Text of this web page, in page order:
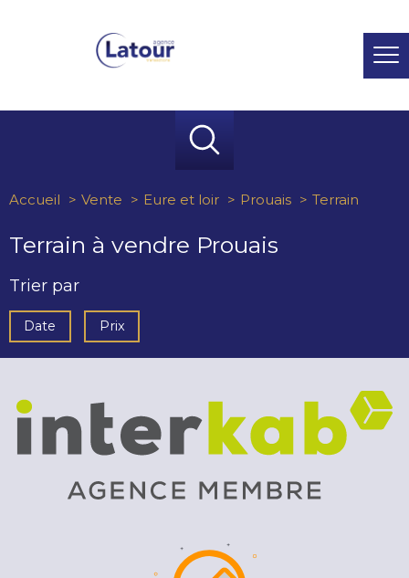
Accueil Vente Eure et loir Prouais Terrain
Terrain à vendre Prouais
Trier par
Date Prix